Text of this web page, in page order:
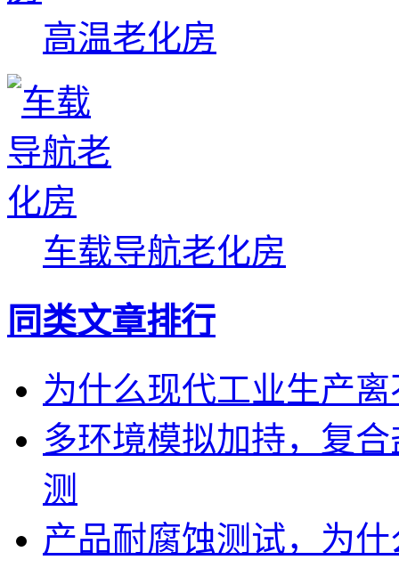
高温老化房
车载导航老化房
同类文章排行
为什么现代工业生产
多环境模拟加持，复
测
产品耐腐蚀测试，为